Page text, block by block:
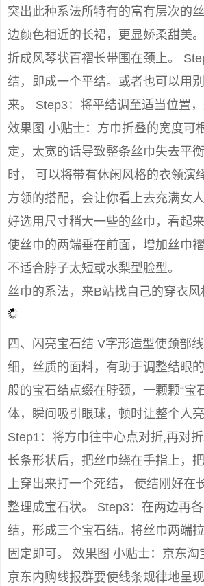
突出此种系法所特有的富有层次的
边颜色相近的长裙，更显娇柔甜美
折成风琴状百褶长带围在颈上。
结，即成一个平结。或者也可以用
来。 Step3：将平结调至适当位置
效果图 小贴士：方巾折叠的宽度可
定，太宽的话导致整条丝巾失去平
时， 可以将带有休闲风格的衣领演
方领的搭配，会让你看上去充满女
好选用尺寸稍大一些的丝巾，看起
使丝巾的两端垂在前面，增加丝巾
不适合脖子太短或水梨型脸型。
丝巾的系法，来B站找自己的穿衣风
四、闪亮宝石结 V字形造型使颈部
细，丝质的面料，有助于调整结眼
般的宝石结点缀在脖颈，一颗颗“宝
体，瞬间吸引眼球，顿时让整个人亮
Step1：将方巾往中心点对折,再对
长条形状后，把丝巾绕在手指上，
上穿出来打一个死结， 使结刚好在
整理成宝石状。 Step3：在两边再
结，形成三个宝石结。将丝巾两端
固定即可。 效果图 小贴士：京东淘
京东内购线报群要使线条规律地呈